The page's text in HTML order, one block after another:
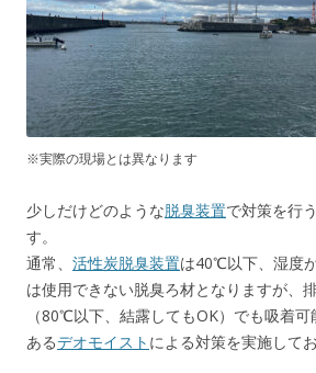
※実際の現場とは異なります
少しだけどのような脱臭装置で対策を行
す。
通常、 活性炭脱臭装置は40℃以下、湿度
は使用できない脱臭ろ材となりますが、
（80℃以下、結露してもOK）でも吸着
あるデオモイスト による対策を実施してお